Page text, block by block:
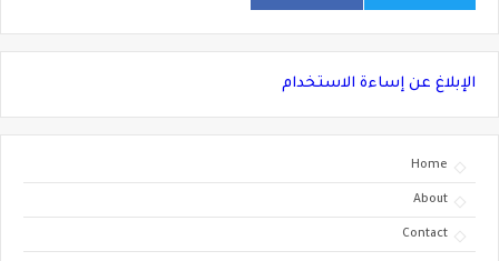
الإبلاغ عن إساءة الاستخدام
Home
About
Contact